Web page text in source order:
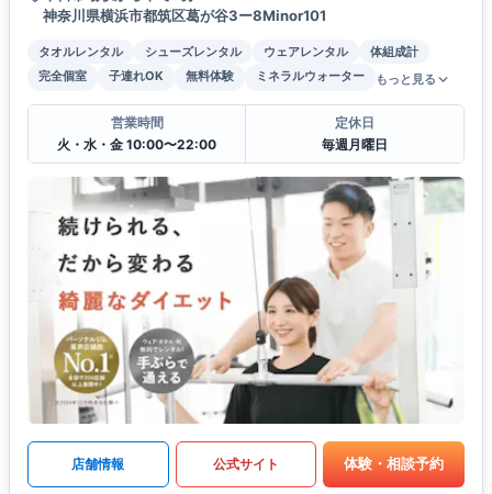
神奈川県横浜市都筑区葛が谷3ー8Minor101
タオルレンタル シューズレンタル ウェアレンタル
体組成計
完全個室
子連れOK 無料体験 ミネラルウォーター もっと見る
営業時間
火・水・金 10:00〜22:00
定休日
毎週月曜日
店舗情報 公式サイト 体験・相談予約